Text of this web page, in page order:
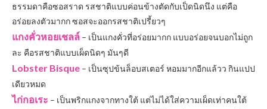
ธรรมดาคือซอสราด รสชาติแบบค่อนข้างตัดกับเป็ดนิดนึง แต่คือ
อร่อยลงตัวมากก ซอสจะออกรสชาติเปรี้ยวๆ
แกงคั่วหอยเชลล์ – เป็นแกงคั่วที่อร่อยมากก แบบอร่อยจนบอกไม่ถูก
ละ คือรสชาติแบบเผ็ดนิดๆ มันๆดี
Lobster Bisque – เป็นซุปข้นล็อบสเตอร์ หอมมากอีกแล้วว กินแปป
เดียวหมด
ไก่กอเระ – เป็นพริกแกงจากทางใต้ แต่ไม่ได้ใส่ความเผ็ดเท่าคนใต้